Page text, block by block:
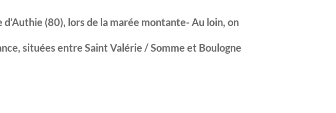
(80), lors de la marée montante- Au loin, on
situées entre Saint Valérie / Somme et Boulogne